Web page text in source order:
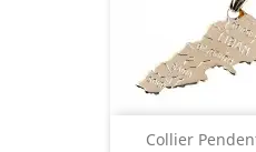
Collier